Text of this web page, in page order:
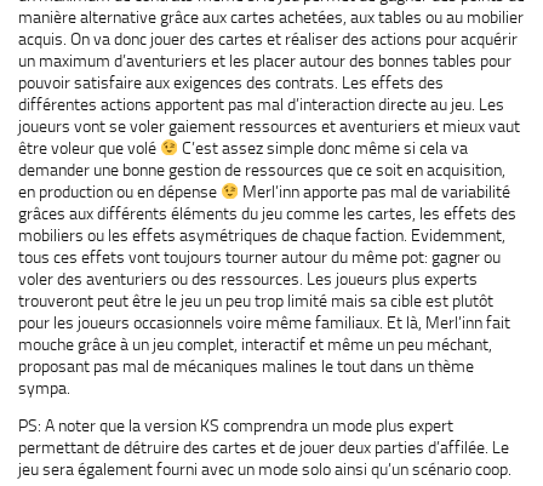
manière alternative grâce aux cartes achetées, aux tables ou au mobilier
acquis. On va donc jouer des cartes et réaliser des actions pour acquérir
un maximum d’aventuriers et les placer autour des bonnes tables pour
pouvoir satisfaire aux exigences des contrats. Les effets des
différentes actions apportent pas mal d’interaction directe au jeu. Les
joueurs vont se voler gaiement ressources et aventuriers et mieux vaut
être voleur que volé
C’est assez simple donc même si cela va
demander une bonne gestion de ressources que ce soit en acquisition,
en production ou en dépense
Merl’inn apporte pas mal de variabilité
grâces aux différents éléments du jeu comme les cartes, les effets des
mobiliers ou les effets asymétriques de chaque faction. Evidemment,
tous ces effets vont toujours tourner autour du même pot: gagner ou
voler des aventuriers ou des ressources. Les joueurs plus experts
trouveront peut être le jeu un peu trop limité mais sa cible est plutôt
pour les joueurs occasionnels voire même familiaux. Et là, Merl’inn fait
mouche grâce à un jeu complet, interactif et même un peu méchant,
proposant pas mal de mécaniques malines le tout dans un thème
sympa.
PS: A noter que la version KS comprendra un mode plus expert
permettant de détruire des cartes et de jouer deux parties d’affilée. Le
jeu sera également fourni avec un mode solo ainsi qu’un scénario coop.